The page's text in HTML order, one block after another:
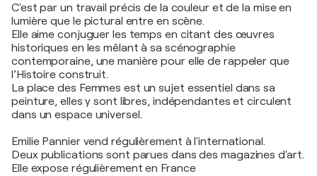
C'est par un travail précis de la couleur et de la mise en
lumière que le pictural entre en scène.
Elle aime conjuguer les temps en citant des œuvres
historiques en les mêlant à sa scénographie
contemporaine, une manière pour elle de rappeler que
l’Histoire construit.
La place des Femmes est un sujet essentiel dans sa
peinture, elles y sont libres, indépendantes et circulent
dans un espace universel.
Emilie Pannier vend régulièrement à l'international.
Deux publications sont parues dans des magazines d'art.
Elle expose régulièrement en France